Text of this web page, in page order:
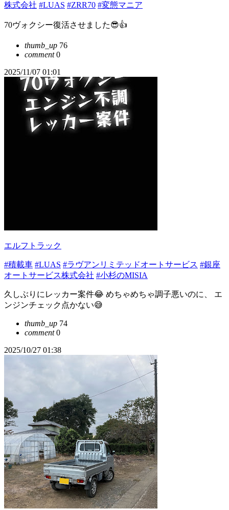
株式会社 #LUAS #ZRR70 #変態マニア
70ヴォクシー復活させました😎👍
thumb_up 76
comment0
2025/11/07 01:01
エルフトラック
#積載車 #LUAS #ラヴアンリミテッドオートサービス #銀座
オートサービス株式会社 #小杉のMISIA
久しぶりにレッカー案件😂 めちゃめちゃ調子悪いのに、 エ
ンジンチェック点かない😅
thumb_up 74
comment0
2025/10/27 01:38